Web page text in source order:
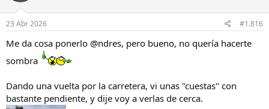
n
s
23 Abr 2026 #1.816
Me da cosa ponerlo @ndres, pero bueno, no quería hacerte
sombra
Dando una vuelta por la carretera, vi unas "cuestas" con
bastante pendiente, y dije voy a verlas de cerca.